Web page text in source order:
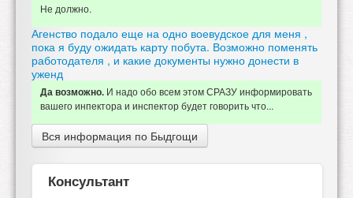
Не должно.
Агенство подало еще на одно воевудское для меня ,
пока я буду ожидать карту побута. Возможно поменять
работодателя , и какие документы нужно донести в
уженд
Да возможно. И надо обо всем этом СРАЗУ информировать
вашего инпектора и инспектор будет говорить что...
Вся информация по Быдгощи
Консультант